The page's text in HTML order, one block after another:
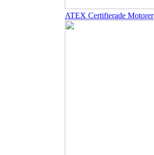
ATEX Certifierade Motorer